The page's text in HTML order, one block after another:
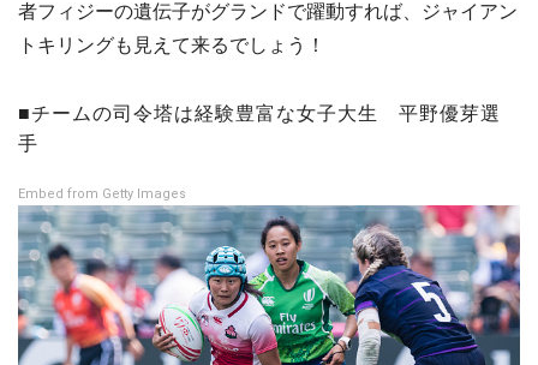
者フィジーの遺伝子がグランドで躍動すれば、ジャイアン
トキリングも見えて来るでしょう！
■チームの司令塔は経験豊富な女子大生 平野優芽選
手
Embed from Getty Images